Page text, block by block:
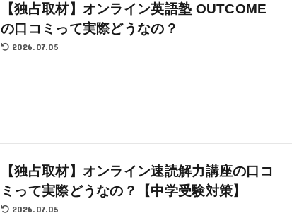
【独占取材】オンライン英語塾 OUTCOME
の口コミって実際どうなの？
2026.07.05
【独占取材】オンライン速読解力講座の口コ
ミって実際どうなの？【中学受験対策】
2026.07.05